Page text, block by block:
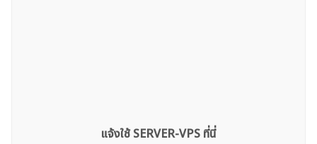
แจ้งใช้ SERVER-VPS ที่นี่